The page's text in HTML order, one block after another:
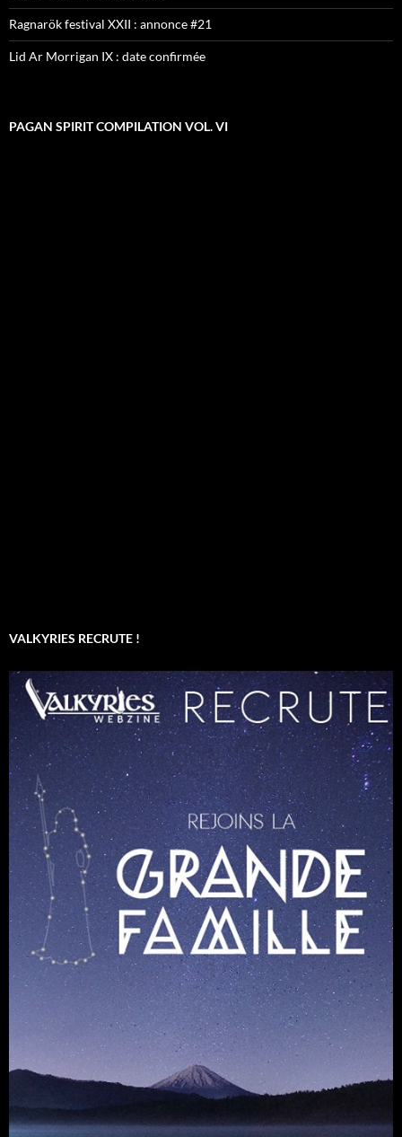
Ragnarök festival XXII : annonce #21
Lid Ar Morrigan IX : date confirmée
PAGAN SPIRIT COMPILATION VOL. VI
VALKYRIES RECRUTE !